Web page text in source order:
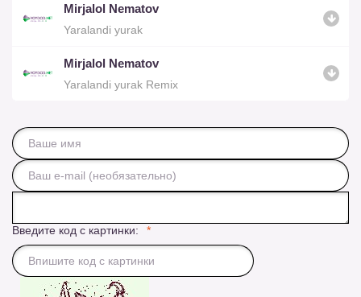
Mirjalol Nematov
Yaralandi yurak
Mirjalol Nematov
Yaralandi yurak Remix
Введите код с картинки: